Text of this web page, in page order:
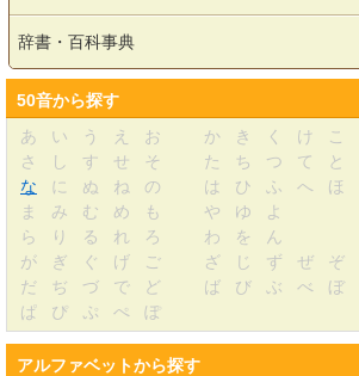
辞書・百科事典
50音から探す
あ
い う え お か き く け
こ
さ
し す せ そ た ち つ て
と
な
に ぬ ね の は ひ ふ へ
ほ
ま
み む め も や ゆ
よ
ら
り る れ ろ わ を
ん
が
ぎ ぐ げ ご ざ じ ず ぜ
ぞ
だ
ぢ づ で ど ば び ぶ べ
ぼ
ぱ
ぴ ぷ ぺ ぽ
アルファベットから探す